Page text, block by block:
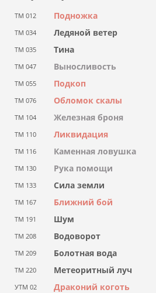
ТМ 012 Подножка
ТМ 034 Ледяной ветер
ТМ 035 Тина
ТМ 047 Выносливость
ТМ 055 Подкоп
ТМ 076 Обломок скалы
ТМ 104 Железная броня
ТМ 110 Ликвидация
ТМ 116 Каменная ловушка
ТМ 130 Рука помощи
ТМ 133 Сила земли
ТМ 167 Ближний бой
ТМ 191 Шум
ТМ 208 Водоворот
ТМ 209 Болотная вода
ТМ 220 Метеоритный луч
УТМ 02 Драконий коготь